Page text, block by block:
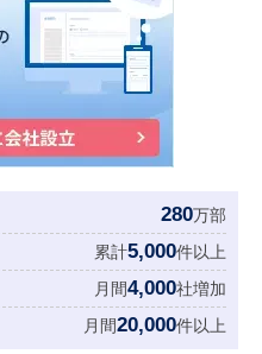
280万部
累計5,000件以上
月間4,000社増加
月間20,000件以上